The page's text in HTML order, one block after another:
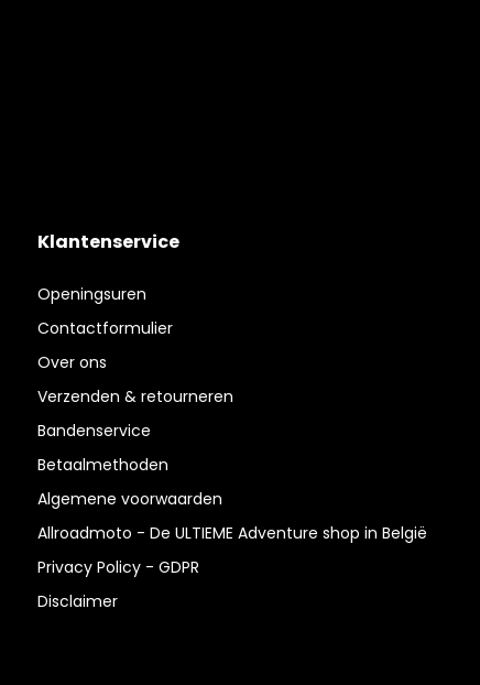
Klantenservice
Openingsuren
Contactformulier
Over ons
Verzenden & retourneren
Bandenservice
Betaalmethoden
Algemene voorwaarden
Allroadmoto - De ULTIEME Adventure shop in België
Privacy Policy - GDPR
Disclaimer